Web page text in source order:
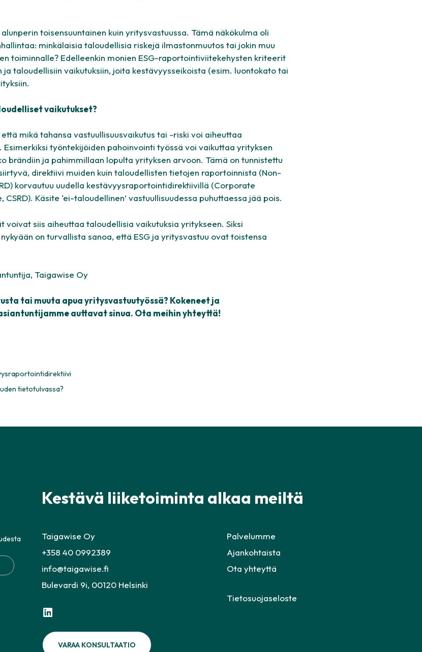
toisensuuntainen kuin yritysvastuussa. Tämä näkökulma oli
minkälaisia taloudellisia riskejä ilmastonmuutos tai jokin muu
toiminnalle? Edelleenkin monien ESG-raportointiviitekehysten kriteerit
taloudellisiin vaikutuksiin, joita kestävyysseikoista (esim. luontokato tai
vaikutukset?
mikä tahansa vastuullisuusvaikutus tai -riski voi aiheuttaa
työntekijöiden pahoinvointi työssä voi vaikuttaa yrityksen
brändiin ja pahimmillaan lopulta yrityksen arvoon. Tämä on tunnistettu
direktiivi muiden kuin taloudellisten tietojen raportoinnista (Non-
) korvautuu uudella kestävyysraportointidirektiivillä (Corporate
CSRD). Käsite ‘ei-taloudellinen’ vastuullisuudessa puhuttaessa jää pois.
voivat siis aiheuttaa taloudellisia vaikutuksia yritykseen. Siksi
on turvallista sanoa, että ESG ja yritysvastuu ovat toistensa
Taigawise Oy
tai muuta apua yritysvastuutyössä? Kokeneet ja
auttavat sinua. Ota meihin yhteyttä!
tietotulvassa?
Kestävä liiketoiminta alkaa meiltä
Taigawise Oy
+358 40 0992389
info@taigawise.fi
Bulevardi 9i, 00120 Helsinki
LinkedIn
VARAA KONSULTAATIO
Palvelumme
Ajankohtaista
Ota yhteyttä
Tietosuojaseloste